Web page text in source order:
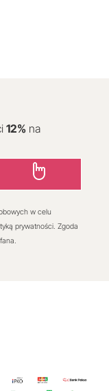
12% na
w celu
prywatności. Zgoda